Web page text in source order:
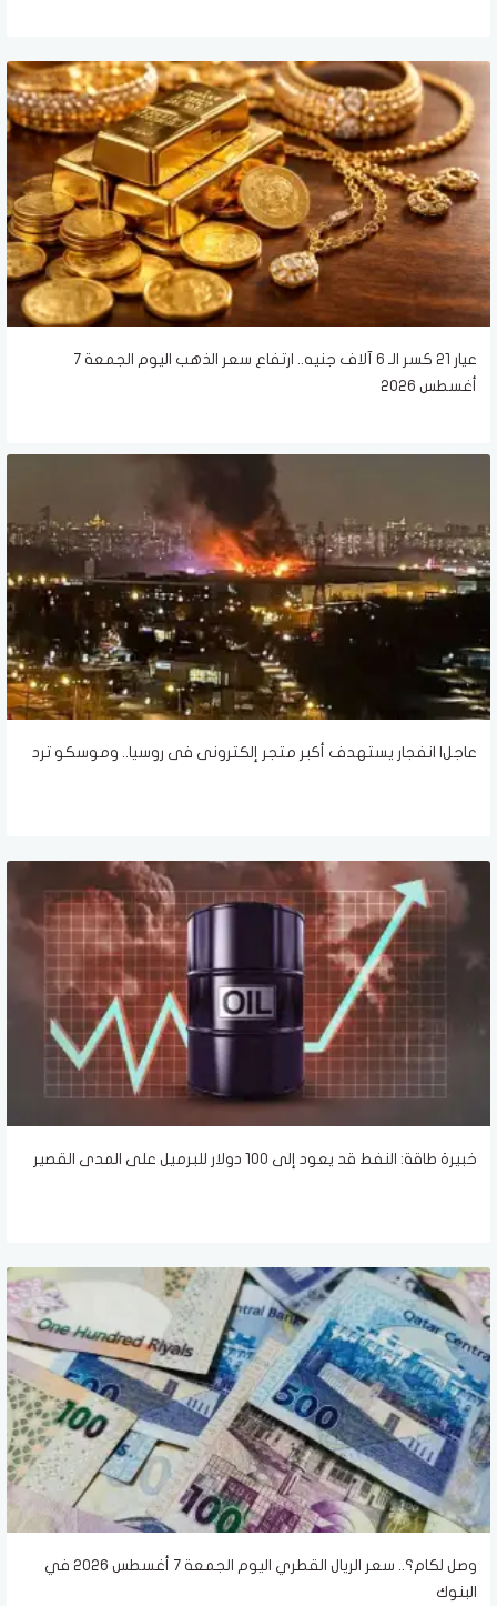
عيار 21 كسر الـ 6 آلاف جنيه.. ارتفاع سعر الذهب اليوم الجمعة 7
أغسطس 2026
عاجل| انفجار يستهدف أكبر متجر إلكترونى فى روسيا.. وموسكو ترد
خبيرة طاقة: النفط قد يعود إلى 100 دولار للبرميل على المدى القصير
وصل لكام؟.. سعر الريال القطري اليوم الجمعة 7 أغسطس 2026 في
البنوك